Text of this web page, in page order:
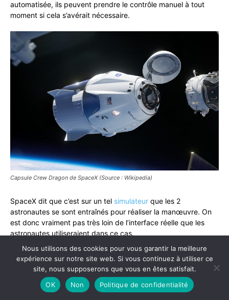
automatisée, ils peuvent prendre le contrôle manuel à tout
moment si cela s’avérait nécessaire.
Capsule Crew Dragon de SpaceX (Source : Wikipedia)
SpaceX dit que c’est sur un tel simulateur que les 2
astronautes se sont entraînés pour réaliser la manœuvre. On
est donc vraiment pas très loin de l’interface réelle que les
astronautes utiliseraient dans ce cas.
Exemple en vidéo
Nous utilisons des cookies pour vous garantir la meilleure
expérience sur notre site web. Si vous continuez à utiliser ce
site, nous supposerons que vous en êtes satisfait.
OK
Non Politique de confidentialité